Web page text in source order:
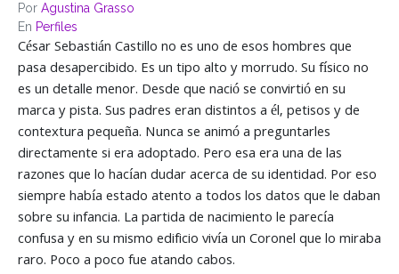
Por Agustina Grasso
En Perfiles
César Sebastián Castillo no es uno de esos hombres que
pasa desapercibido. Es un tipo alto y morrudo. Su físico no
es un detalle menor. Desde que nació se convirtió en su
marca y pista. Sus padres eran distintos a él, petisos y de
contextura pequeña. Nunca se animó a preguntarles
directamente si era adoptado. Pero esa era una de las
razones que lo hacían dudar acerca de su identidad. Por eso
siempre había estado atento a todos los datos que le daban
sobre su infancia. La partida de nacimiento le parecía
confusa y en su mismo edificio vivía un Coronel que lo miraba
raro. Poco a poco fue atando cabos.